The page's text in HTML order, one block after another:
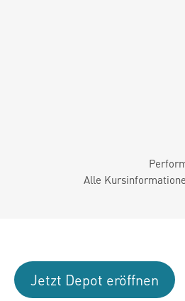
Alle
Jetzt Depot eröffnen